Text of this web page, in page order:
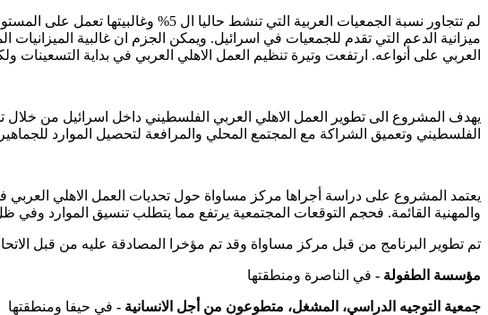
ميزانية الدعم التي تقدم للجمعيات في اسرائيل. ويمكن الجزم ان غالبية
العربي على أنواعه. ارتفعت وتيرة تنظيم العمل الاهلي العربي في بداية التسعينات
يهدف المشروع الى تطوير العمل الاهلي العربي الفلسطيني داخل اسرائيل من
الفلسطيني وتعميق الشراكة مع المجتمع المحلي والمرافعة لتحصيل الموارد
يعتمد المشروع على دراسة أجراها مركز مساواة حول تحديات العمل الاهلي العربي في
والمهنية القائمة. فحجم التوقعات المجتمعية يرتفع مما يتطلب تنسيق الموارد وفي
تم تطوير البرنامج من قبل مركز مساواة وقد تم مؤخرا المصادقة عليه من قبل
مؤسسة الطفولة - في الناصرة ومنطقتها
جمعية التوجيه الدراسي، المشغل، متطوعون من أجل الانسانية - في حيفا ومنطقتها